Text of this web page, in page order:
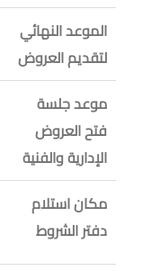
الموعد النهائي
لتقديم العروض
موعد جلسة
فتح العروض
الإدارية والفنية
مكان استلام
دفتر الشروط